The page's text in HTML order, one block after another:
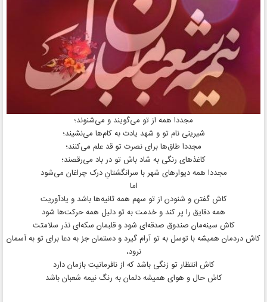
مجددا همه از تو می‌گویند و می‌شنوند؛
شیرینی نام تو و شهد یادت به کام‌ها می‌نشیند؛
مجددا طاق‌ها برای نصرت تو قد علم می‌کنند؛
کاغذهای رنگی به شاد باش تو در باد می‌رقصند؛
مجددا همه دیوارهای شهر با سرانگشتانِ درک چراغان می‌شود
اما
کاش گفتن و شنودن از تو سهم همه ثانیه‌ها باشد و یادآوریت
همه دقایق را پر کند و خدمت به تو دلیل همه حرکت‌ها شود
کاش سینه‌مان صندوق صدقه‌ای شود و قلبمان سکه‌ای نذر سلامتت
کاش دردمان همیشه با توسل به تو آرام گیرد و دستمان جز به دعا برای تو به آسمان
نرود،
کاش انتظار تو زنگی باشد که از نافرمانیت بازمان دارد
کاش حال و هوای همیشه دلمان به رنگ نیمه شعبان باشد